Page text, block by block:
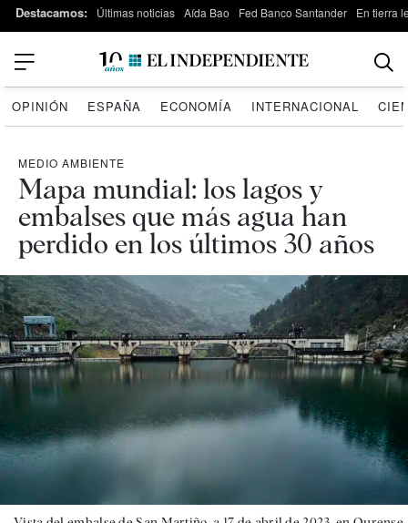
Destacamos: Últimas noticias Aída Bao Fed Banco Santander En tierra
OPINIÓN ESPAÑA ECONOMÍA INTERNACIONAL
MEDIO AMBIENTE
Mapa mundial: los lagos y
embalses que más agua han
perdido en los últimos 30 años